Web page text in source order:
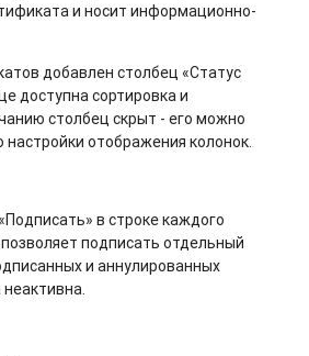
и носит информационно-
добавлен столбец «Статус
доступна сортировка и
столбец скрыт - его можно
отображения колонок.
в строке каждого
подписать отдельный
и аннулированных